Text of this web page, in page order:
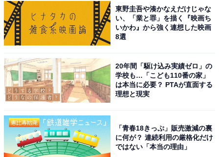
東野圭吾や湊かなえだけじゃな
い、「業と罪」を描く『映画ち
いかわ』から強く連想した映画
8選
20年間「駆け込み実績ゼロ」の
学校も…「こども110番の家」
は本当に必要？ PTAが直面する
理想と現実
「青春18きっぷ」販売激減の裏
に何が？ 連続利用の厳格化だけ
ではない「本当の理由」